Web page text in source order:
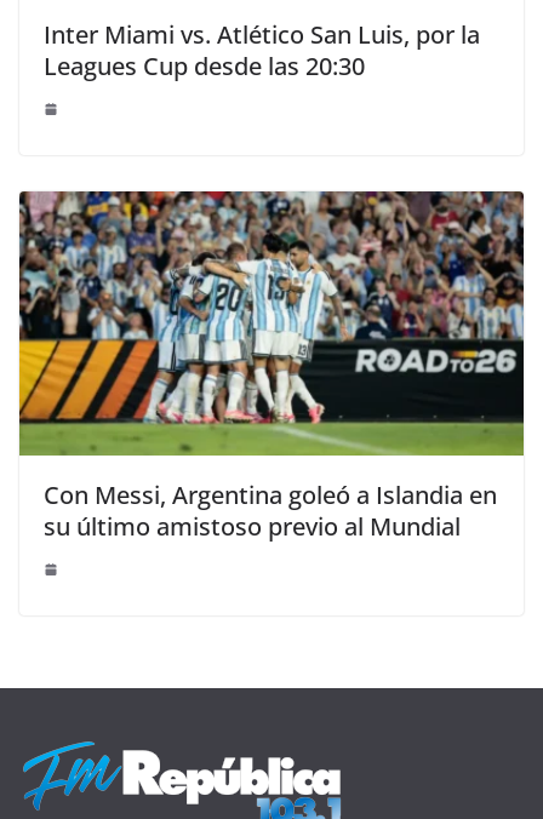
Inter Miami vs. Atlético San Luis, por la
Leagues Cup desde las 20:30
Con Messi, Argentina goleó a Islandia en
su último amistoso previo al Mundial